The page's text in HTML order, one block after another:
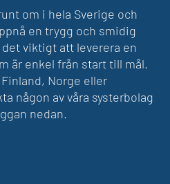
om i hela Sverige och
en trygg och smidig
viktigt att leverera en
är enkel från start till mål.
Norge eller
någon av våra systerbolag
nedan.